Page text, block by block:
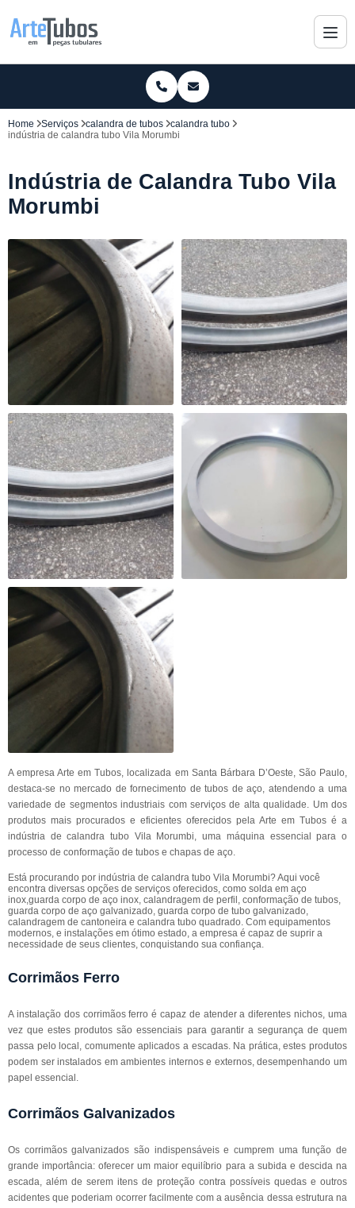
Home Serviços calandra de tubos
calandra tubo
indústria de calandra tubo Vila Morumbi
Indústria de Calandra Tubo Vila
Morumbi
A empresa Arte em Tubos, localizada em Santa Bárbara D’Oeste, São Paulo,
destaca-se no mercado de fornecimento de tubos de aço, atendendo a uma
variedade de segmentos industriais com serviços de alta qualidade. Um dos
produtos mais procurados e eficientes oferecidos pela Arte em Tubos é a
indústria de calandra tubo Vila Morumbi, uma máquina essencial para o
processo de conformação de tubos e chapas de aço.
Está procurando por indústria de calandra tubo Vila Morumbi? Aqui você
encontra diversas opções de serviços oferecidos, como solda em aço
inox,guarda corpo de aço inox, calandragem de perfil, conformação de tubos,
guarda corpo de aço galvanizado, guarda corpo de tubo galvanizado,
calandragem de cantoneira e calandra tubo quadrado. Com equipamentos
modernos, e instalações em ótimo estado, a empresa é capaz de suprir a
necessidade de seus clientes, conquistando sua confiança.
Corrimãos Ferro
A instalação dos corrimãos ferro é capaz de atender a diferentes nichos, uma
vez que estes produtos são essenciais para garantir a segurança de quem
passa pelo local, comumente aplicados a escadas. Na prática, estes produtos
podem ser instalados em ambientes internos e externos, desempenhando um
papel essencial.
Corrimãos Galvanizados
Os corrimãos galvanizados são indispensáveis e cumprem uma função de
grande importância: oferecer um maior equilíbrio para a subida e descida na
escada, além de serem itens de proteção contra possíveis quedas e outros
acidentes que poderiam ocorrer facilmente com a ausência dessa estrutura na